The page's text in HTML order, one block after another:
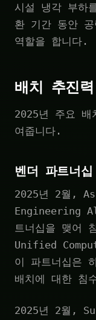
시설 냉각 부하
환 기간 동안 공
역할을 합니다.
배치 추진력
2025년 주요 배
여줍니다.
벤더 파트너십
2025년 2월,
Engineering
트너십을 맺어
Unified
이 파트너십은
배치에 대한 침
2025년 2월,